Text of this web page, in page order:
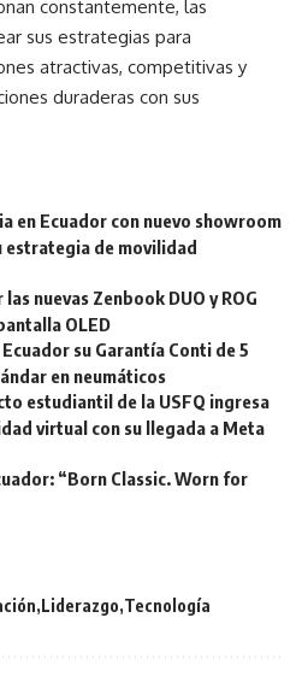
constantemente, las
sus estrategias para
atractivas, competitivas y
duraderas con sus
en Ecuador con nuevo showroom
estrategia de movilidad
nuevas Zenbook DUO y ROG
OLED
su Garantía Conti de 5
en neumáticos
estudiantil de la USFQ ingresa
virtual con su llegada a Meta
“Born Classic. Worn for
Liderazgo Tecnología